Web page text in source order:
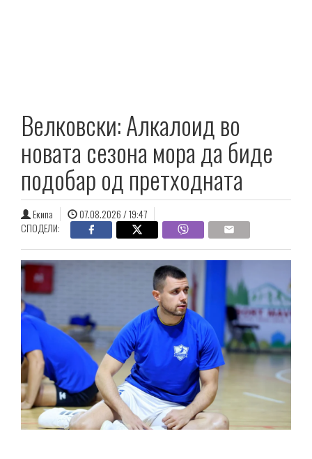
Велковски: Алкалоид во
новата сезона мора да биде
подобар од претходната
Екипа
07.08.2026 / 19:47
СПОДЕЛИ: